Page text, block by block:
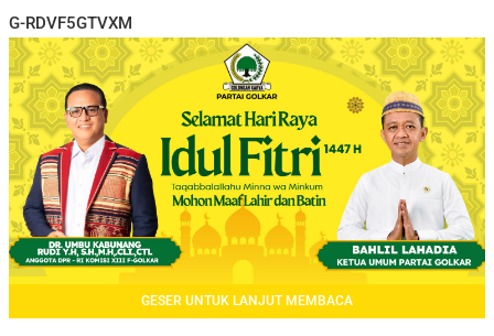
G-RDVF5GTVXM
GESER UNTUK LANJUT MEMBACA